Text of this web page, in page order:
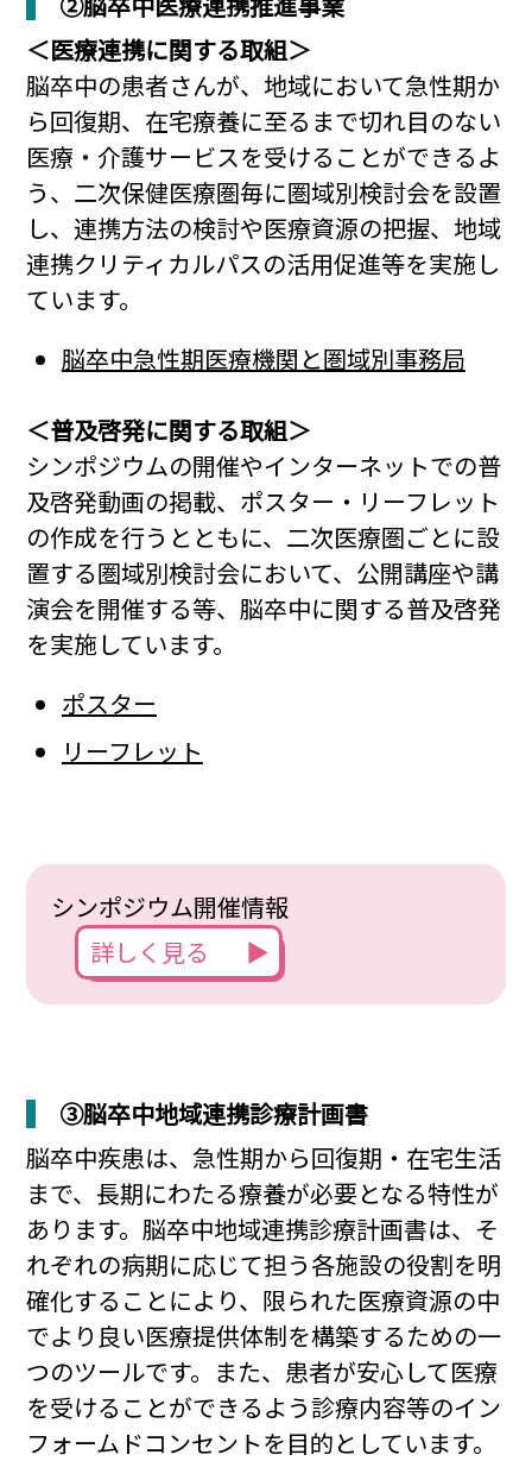
＜医療連携に関する取組＞
脳卒中の患者さんが、地域において急性期か
ら回復期、在宅療養に至るまで切れ目のない
医療・介護サービスを受けることができるよ
う、二次保健医療圏毎に圏域別検討会を設置
し、連携方法の検討や医療資源の把握、地域
連携クリティカルパスの活用促進等を実施し
ています。
脳卒中急性期医療機関と圏域別事務局
＜普及啓発に関する取組＞
シンポジウムの開催やインターネットでの普
及啓発動画の掲載、ポスター・リーフレット
の作成を行うとともに、二次医療圏ごとに設
置する圏域別検討会において、公開講座や講
演会を開催する等、脳卒中に関する普及啓発
を実施しています。
ポスター
リーフレット
シンポジウム開催情報
詳しく見る
③脳卒中地域連携診療計画書
脳卒中疾患は、急性期から回復期・在宅生活
まで、長期にわたる療養が必要となる特性が
あります。脳卒中地域連携診療計画書は、そ
れぞれの病期に応じて担う各施設の役割を明
確化することにより、限られた医療資源の中
でより良い医療提供体制を構築するための一
つのツールです。また、患者が安心して医療
を受けることができるよう診療内容等のイン
フォームドコンセントを目的としています。